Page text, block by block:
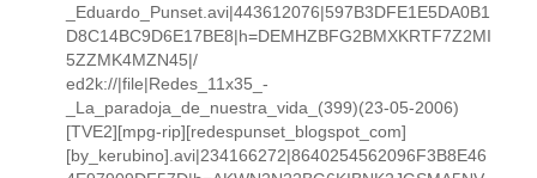
_Eduardo_Punset.avi|443612076|597B3DFE1E5DA0B1
D8C14BC9D6E17BE8|h=DEMHZBFG2BMXKRTF7Z2MI
5ZZMK4MZN45|/
ed2k://|file|Redes_11x35_-
_La_paradoja_de_nuestra_vida_(399)(23-05-2006)
[TVE2][mpg-rip][redespunset_blogspot_com]
[by_kerubino].avi|234166272|8640254562096F3B8E46